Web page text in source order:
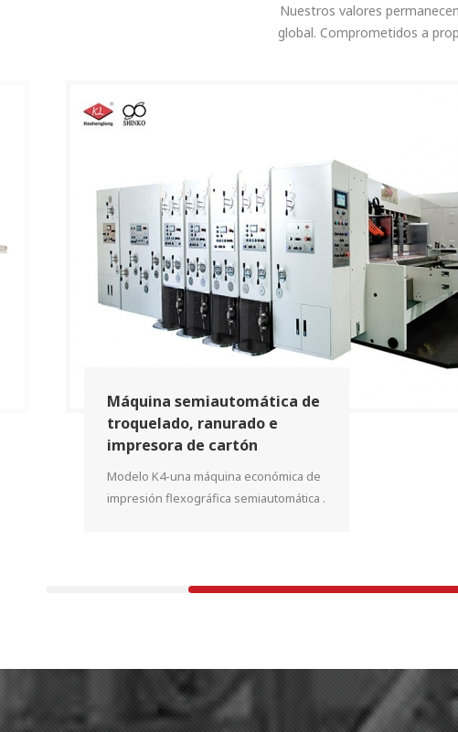
Nuestros valores
global. Comprometidos a
Máquina semiautomática de
troquelado, ranurado e
impresora de cartón
corrugado
Modelo K4-una máquina económica de
impresión flexográfica semiautomática .